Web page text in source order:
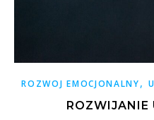
ROZWOJ EMOCJONALNY,
ROZWIJANIE